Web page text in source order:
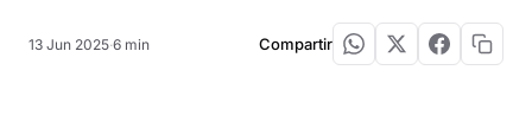
13 Jun 2025·6 min Compartir